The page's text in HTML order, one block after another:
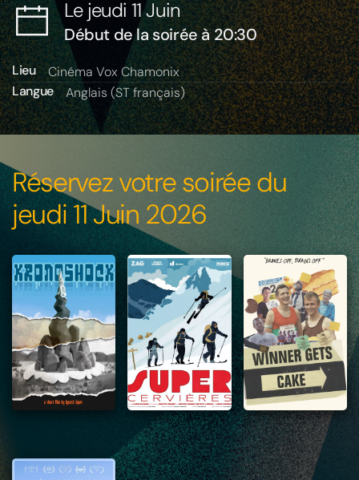
Le jeudi 11 Juin
Début de la soirée à 20:30
Lieu
Cinéma Vox Chamonix
Langue
Anglais (ST français)
Réservez votre soirée du
jeudi 11 Juin 2026